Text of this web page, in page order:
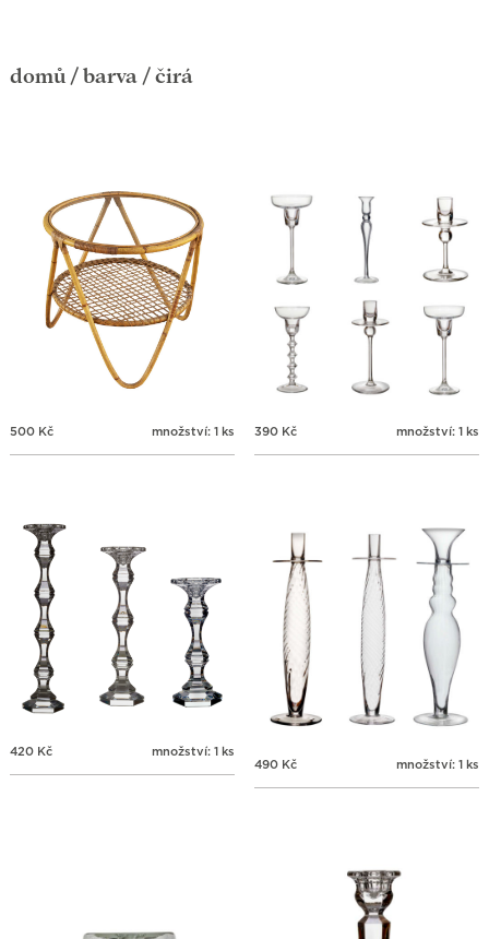
domů / barva / čirá
500 Kč množství: 1 ks 390 Kč množství: 1 ks
420 Kč
množství: 1 ks
490 Kč množství: 1 ks